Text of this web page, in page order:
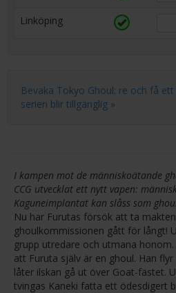
Linköping
Bevaka Tokyo Ghoul: re och få
serien blir tillgänglig »
I kampen mot de människoätande
CCG utvecklat ett nytt vapen:
Kaguneimplantat kan slåss som
Nu har Furutas försök att ta
ghoulkommissionen gått för långt!
grupp utredare och utmana
att Furuta själv är en ghoul. Han
låter ilskan gå ut över Goat-fästet.
tvingas Kaneki fatta ett ödesdigert